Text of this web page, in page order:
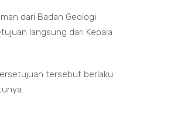
dari Badan Geologi.
langsung dari Kepala
tersebut berlaku